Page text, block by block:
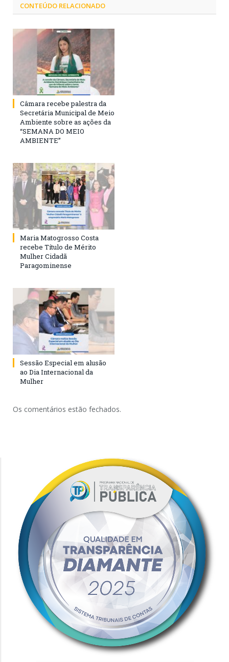
CONTEÚDO RELACIONADO
Câmara recebe palestra da
Secretária Municipal de Meio
Ambiente sobre as ações da
“SEMANA DO MEIO
AMBIENTE”
Maria Matogrosso Costa
recebe Título de Mérito
Mulher Cidadã
Paragominense
Sessão Especial em alusão
ao Dia Internacional da
Mulher
Os comentários estão fechados.